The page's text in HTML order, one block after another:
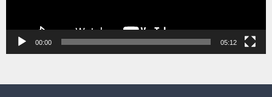
00:00 05:12